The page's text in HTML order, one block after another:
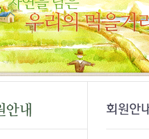
업무안내
오시는길
일정안내